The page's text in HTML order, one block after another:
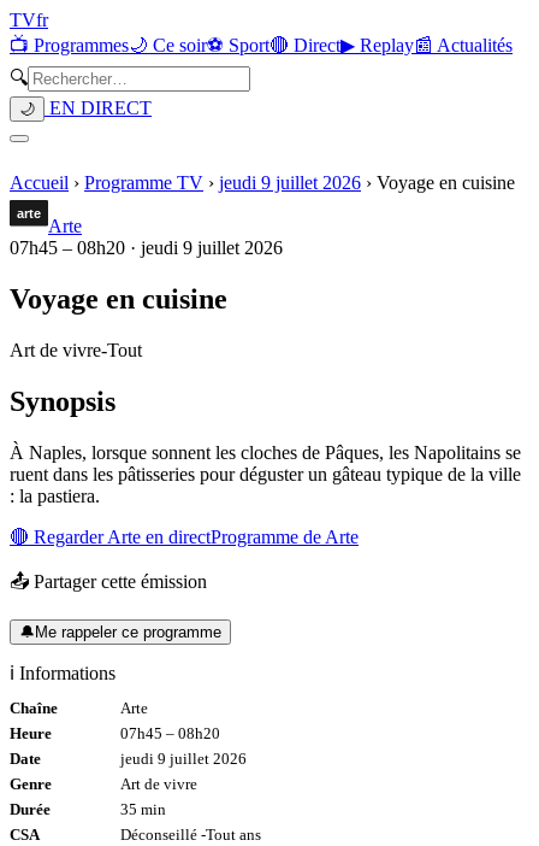
TVfr
📺 Programmes🌙 Ce soir⚽ Sport🔴 Direct▶ Replay📰 Actualités
🔍
🌙 EN DIRECT
Accueil › Programme TV › jeudi 9 juillet 2026 › Voyage en cuisine
Arte
07h45 – 08h20 · jeudi 9 juillet 2026
Voyage en cuisine
Art de vivre-Tout
Synopsis
À Naples, lorsque sonnent les cloches de Pâques, les Napolitains se
ruent dans les pâtisseries pour déguster un gâteau typique de la ville
: la pastiera.
🔴 RegarderArte en directProgramme de Arte
📤 Partager cette émission
🔔Me rappeler ce programme
ℹ️ Informations
Chaîne
Arte
Heure
07h45 – 08h20
Date
jeudi 9 juillet 2026
Genre
Art de vivre
Durée
35 min
CSA
Déconseillé -Tout ans